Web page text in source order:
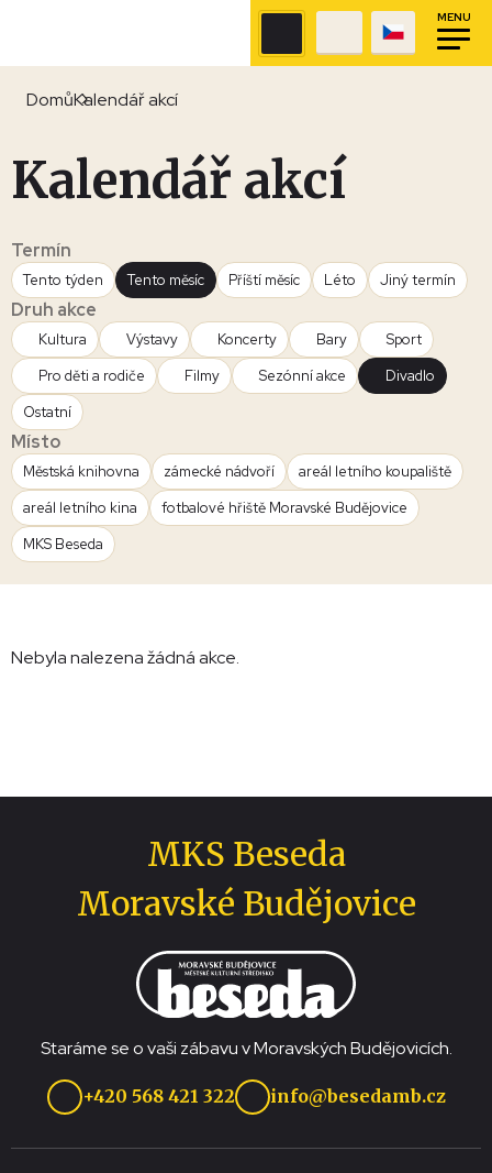
MENU
DomůKalendář akcí
Kalendář akcí
Termín
Tento týden Tento měsíc Příští měsíc Léto Jiný termín
Druh akce
Kultura Výstavy Koncerty Bary
Sport
Pro děti a rodiče
Filmy Sezónní akce
Divadlo
Ostatní
Místo
Městská knihovna zámecké nádvoří
areál letního koupaliště
areál letního kina
fotbalové hřiště Moravské Budějovice
MKS Beseda
Nebyla nalezena žádná akce.
MKS Beseda
Moravské Budějovice
Staráme se o vaši zábavu v Moravských Budějovicích.
+420 568 421 322 info@besedamb.cz